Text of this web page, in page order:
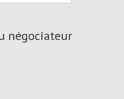
négociateur